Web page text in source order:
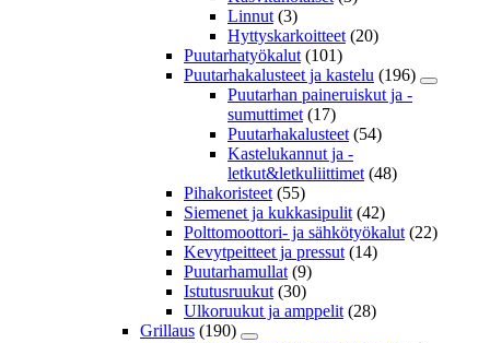
Linnut (3)
Hyttyskarkoitteet (20)
Puutarhatyökalut (101)
Puutarhakalusteet ja kastelu (196)
Puutarhan paineruiskut ja -
sumuttimet (17)
Puutarhakalusteet (54)
Kastelukannut ja -
letkut&letkuliittimet (48)
Pihakoristeet (55)
Siemenet ja kukkasipulit (42)
Polttomoottori- ja sähkötyökalut (22)
Kevytpeitteet ja pressut (14)
Puutarhamullat (9)
Istutusruukut (30)
Ulkoruukut ja amppelit (28)
Grillaus (190)